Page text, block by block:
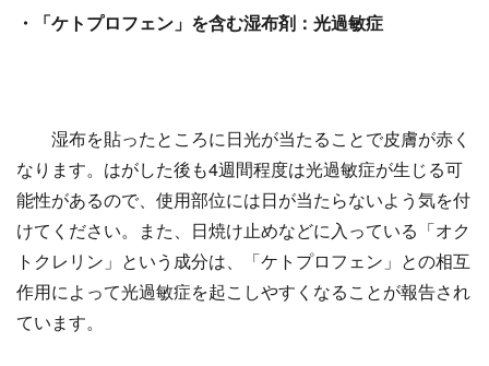
・「ケトプロフェン」を含む湿布剤：光過敏症
湿布を貼ったところに日光が当たることで皮膚が赤く
なります。はがした後も4週間程度は光過敏症が生じる可
能性があるので、使用部位には日が当たらないよう気を付
けてください。また、日焼け止めなどに入っている「オク
トクレリン」という成分は、「ケトプロフェン」との相互
作用によって光過敏症を起こしやすくなることが報告され
ています。